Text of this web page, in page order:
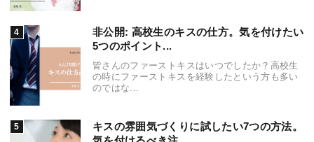
非公開: 高校生のキスの仕方。気を付けたい
5つのポイント...
皆さんのファーストキスはいつでしたか？高校生
の時にファーストキスを経験したという方も多い
のではな...
キスの雰囲気づくりに試したい7つの方法。